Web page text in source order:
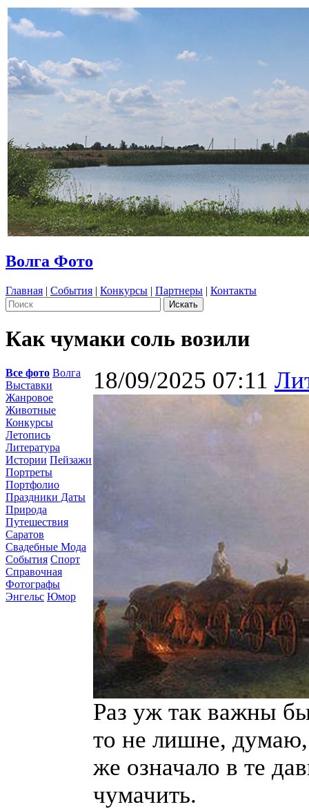
Волга Фото
Главная | События | Конкурсы | Партнеры | Контакты
Как чумаки соль возили
Все фото Волга
Выставки
Жанровое
Животные
Конкурсы
Летопись
Литература
Истории Пейзажи
Портреты
Портфолио
Праздники Даты
Природа
Путешествия
Саратов
Свадебные Мода
События Спорт
Справочная
Фотографы
Энгельс Юмор
18/09/2025 07:11
Раз уж так важны
то не лишне, думаю,
же означало в те
чумачить.